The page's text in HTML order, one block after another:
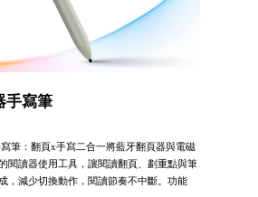
手寫筆
筆：翻頁x手寫二合一將藍牙翻頁器與電磁
閱讀器使用工具，讓閱讀翻頁、劃重點與筆
，減少切換動作，閱讀節奏不中斷。功能